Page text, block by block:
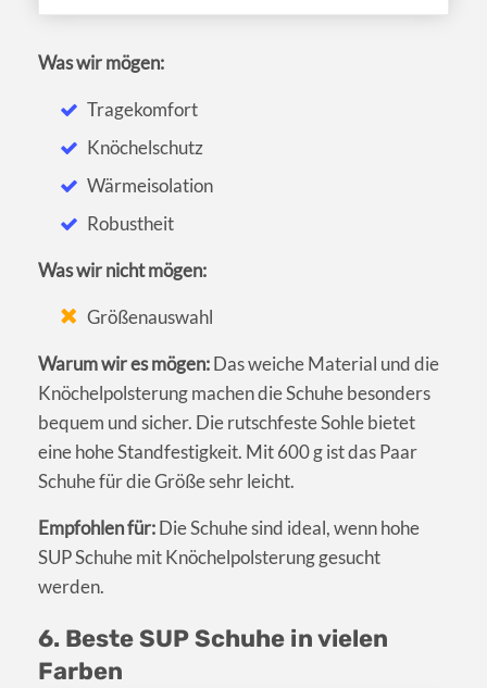
Was wir mögen:
Tragekomfort
Knöchelschutz
Wärmeisolation
Robustheit
Was wir nicht mögen:
Größenauswahl
Warum wir es mögen:Das weiche Material und die
Knöchelpolsterung machen die Schuhe besonders
bequem und sicher. Die rutschfeste Sohle bietet
eine hohe Standfestigkeit. Mit 600 g ist das Paar
Schuhe für die Größe sehr leicht.
Empfohlen für:Die Schuhe sind ideal, wenn hohe
SUP Schuhe mit Knöchelpolsterung gesucht
werden.
6. Beste SUP Schuhe in vielen
Farben